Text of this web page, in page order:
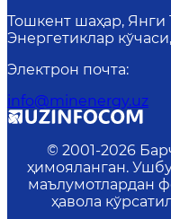
Тошкент шаҳар, Янги
Энергетиклар
Электрон почта:
info@minenergy.uz
© 2001-2026
ҳимояланган.
маълумотлардан
ҳавола